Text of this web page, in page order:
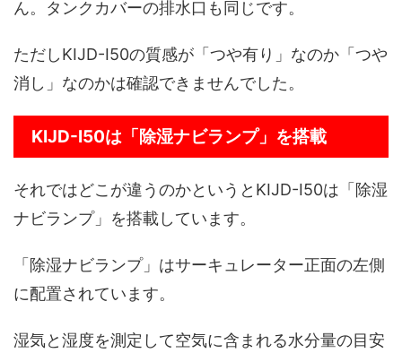
ん。タンクカバーの排水口も同じです。
ただしKIJD-I50の質感が「つや有り」なのか「つや
消し」なのかは確認できませんでした。
KIJD-I50は「除湿ナビランプ」を搭載
それではどこが違うのかというとKIJD-I50は「除湿
ナビランプ」を搭載しています。
「除湿ナビランプ」はサーキュレーター正面の左側
に配置されています。
湿気と湿度を測定して空気に含まれる水分量の目安